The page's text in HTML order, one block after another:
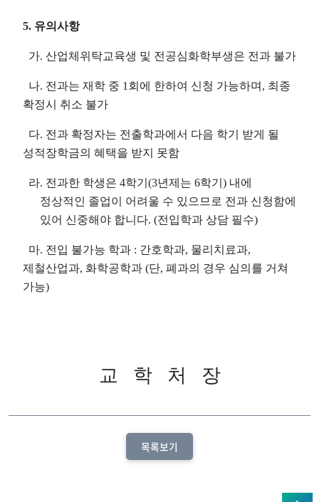
5. 유의사항
가. 산업체위탁교육생 및 전공심화학부생은 전과 불가
나. 전과는 재학 중 1 회에 한하여 신청 가능하며 , 최종
확정시 취소 불가
다. 전과 확정자는 전출학과에서 다음 학기 받게 될
성적장학금의 혜택을 받지 못함
라. 전과한 학생은 4학기 (3년제는 6학기 ) 내에
정상적인 졸업이 어려울 수 있으므로 전과 신청함에
있어 신중해야 합니다. (전입학과 상담 필수)
마. 전입 불가능 학과 : 간호학과, 물리치료과,
제철산업과, 화학공학과 (단, 폐과의 경우 심의를 거쳐
가능)
교 학 처 장
목록보기